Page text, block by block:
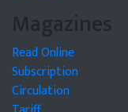
Magazines
Read Online
Subscription
Circulation